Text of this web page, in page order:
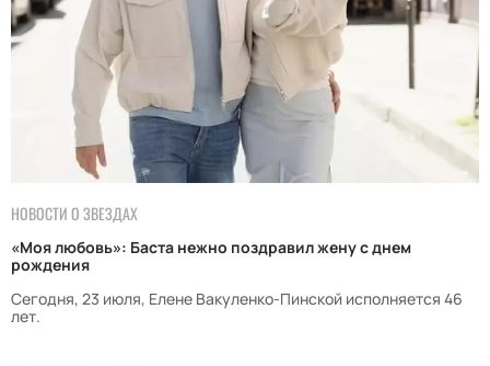
НОВОСТИ О ЗВЕЗДАХ
«Моя любовь»: Баста нежно поздравил жену с днем
рождения
Сегодня, 23 июля, Елене Вакуленко-Пинской исполняется 46
лет.